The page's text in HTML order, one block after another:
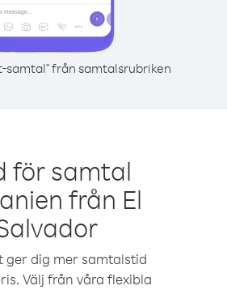
samtal" från samtalsrubriken
för samtal
från El
ger dig mer samtalstid
Välj från våra flexibla